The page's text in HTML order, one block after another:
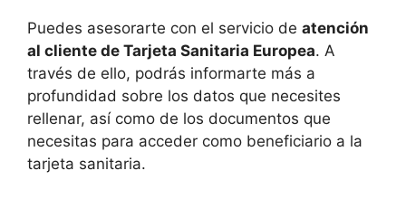
Puedes asesorarte con el servicio de atención
al cliente de Tarjeta Sanitaria Europea. A
través de ello, podrás informarte más a
profundidad sobre los datos que necesites
rellenar, así como de los documentos que
necesitas para acceder como beneficiario a la
tarjeta sanitaria.